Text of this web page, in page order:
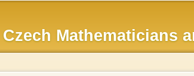
Mathematicians